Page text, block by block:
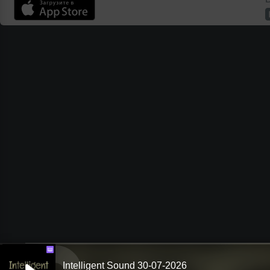
Ш
Intelligent Sound 30-07-2026